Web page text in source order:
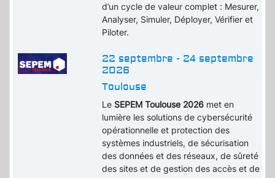
d’un cycle de valeur complet : Mesurer,
Analyser, Simuler, Déployer, Vérifier et
Piloter.
22 septembre - 24 septembre
2026
Toulouse
Le SEPEM Toulouse 2026 met en
lumière les solutions de cybersécurité
opérationnelle et protection des
systèmes industriels, de sécurisation
des données et des réseaux, de sûreté
des sites et de gestion des accès et de